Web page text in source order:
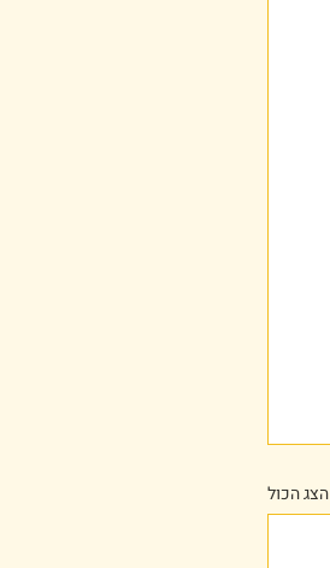
הצג הכול